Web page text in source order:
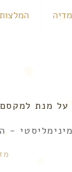
המלצות
על מנת